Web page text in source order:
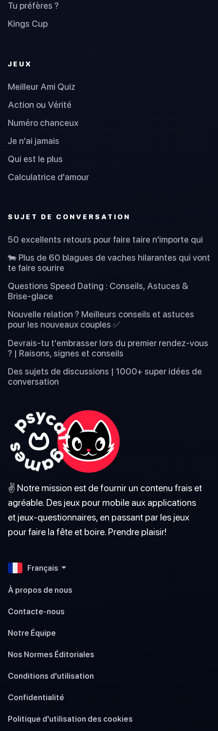
Tu préfères ?
Kings Cup
JEUX
Meilleur Ami Quiz
Action ou Vérité
Numéro chanceux
Je n'ai jamais
Qui est le plus
Calculatrice d'amour
SUJET DE CONVERSATION
50 excellents retours pour faire taire n'importe qui
🐄 Plus de 60 blagues de vaches hilarantes qui vont
te faire sourire
Questions Speed Dating : Conseils, Astuces &
Brise-glace
Nouvelle relation ? Meilleurs conseils et astuces
pour les nouveaux couples ✅
Devrais-tu t'embrasser lors du premier rendez-vous
? | Raisons, signes et conseils
Des sujets de discussions | 1000+ super idées de
conversation
✌️ Notre mission est de fournir un contenu frais et
agréable. Des jeux pour mobile aux applications
et jeux-questionnaires, en passant par les jeux
pour faire la fête et boire. Prendre plaisir!
Français
À propos de nous
Contacte-nous
Notre Équipe
Nos Normes Éditoriales
Conditions d'utilisation
Confidentialité
Politique d'utilisation des cookies